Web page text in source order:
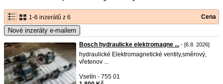
1-6 inzerátů z 6 Cena
Nové inzeráty e-mailem
Bosch hydraulicke elektromagne ... - [6.8. 2026]
hydraulické Elektromagnetické ventily,směrový,
vřetenov ...
Vsetín - 755 01